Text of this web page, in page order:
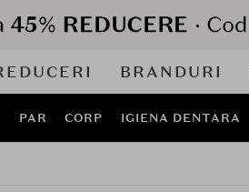
BRANDURI
PAR CORP IGIENA DENTARA